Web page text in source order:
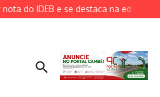
do IDEB e se destaca na educação